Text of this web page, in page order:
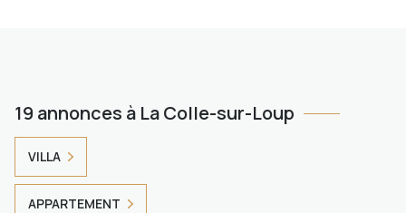
19 annonces à La Colle-sur-Loup
VILLA
APPARTEMENT